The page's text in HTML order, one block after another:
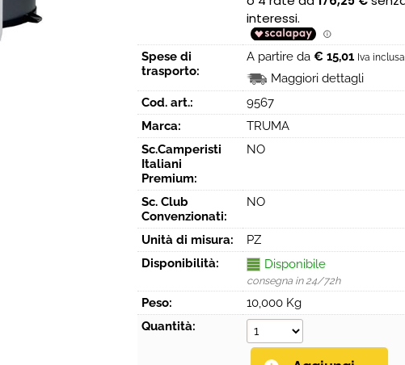
Spese di
trasporto:
A partire da € 15,01 Iva inclusa
Maggiori dettagli
Cod. art.:
9567
Marca:
TRUMA
Sc.Camperisti
Italiani
Premium:
NO
Sc. Club
Convenzionati:
NO
Unità di misura:
PZ
Disponibilità:
Disponibile
consegna in 24/72h
Peso:
10,000 Kg
Quantità: